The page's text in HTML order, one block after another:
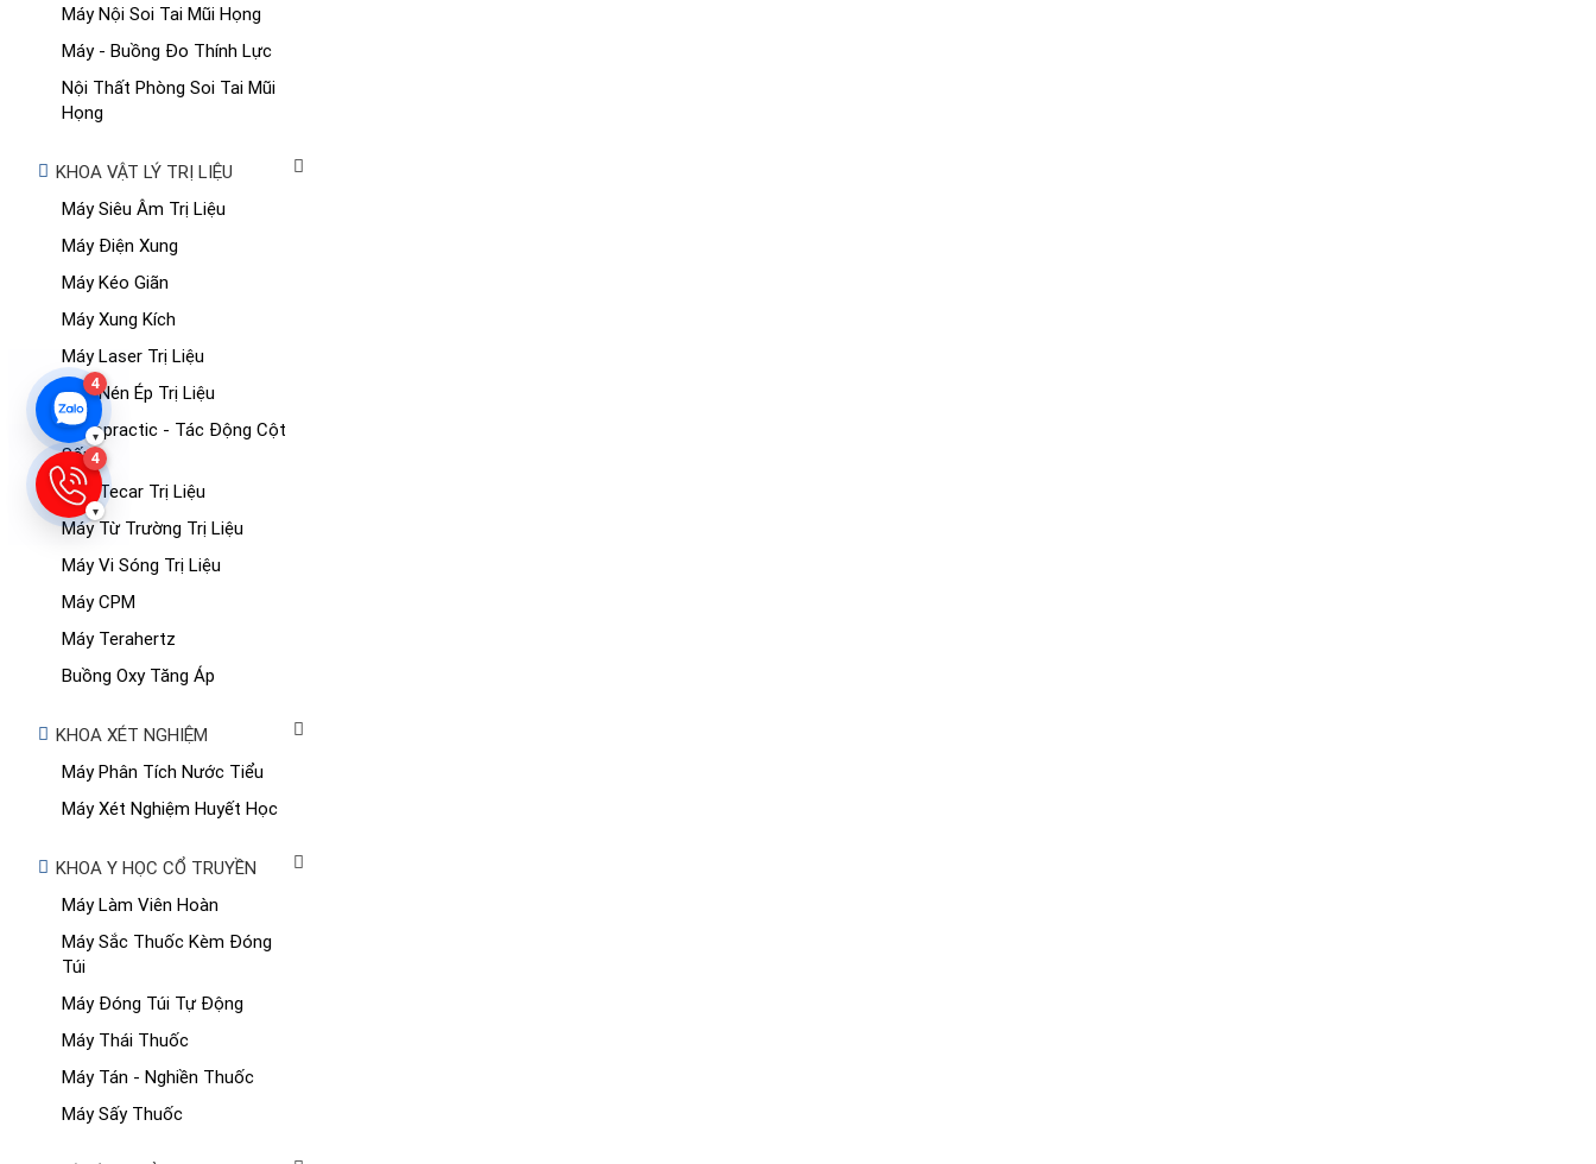
Máy Nội Soi Tai Mũi Họng
Máy - Buồng Đo Thính Lực
Nội Thất Phòng Soi Tai Mũi
Họng
KHOA VẬT LÝ TRỊ LIỆU
Máy Siêu Âm Trị Liệu
Máy Điện Xung
Máy Kéo Giãn
Máy Xung Kích
Máy Laser Trị Liệu
Máy Nén Ép Trị Liệu
Chiropractic - Tác Động Cột
Sống
Máy Tecar Trị Liệu
Máy Từ Trường Trị Liệu
Máy Vi Sóng Trị Liệu
Máy CPM
Máy Terahertz
Buồng Oxy Tăng Áp
KHOA XÉT NGHIỆM
Máy Phân Tích Nước Tiểu
Máy Xét Nghiệm Huyết Học
KHOA Y HỌC CỔ TRUYỀN
Máy Làm Viên Hoàn
Máy Sắc Thuốc Kèm Đóng
Túi
Máy Đóng Túi Tự Động
Máy Thái Thuốc
Máy Tán - Nghiền Thuốc
Máy Sấy Thuốc
4
▾
4
▾